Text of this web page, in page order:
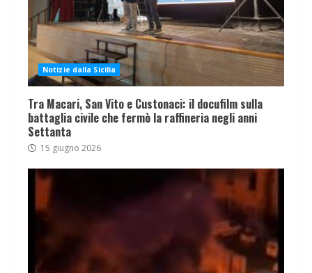
Notizie dalla Sicilia
Tra Macari, San Vito e Custonaci: il docufilm sulla
battaglia civile che fermò la raffineria negli anni
Settanta
15 giugno 2026